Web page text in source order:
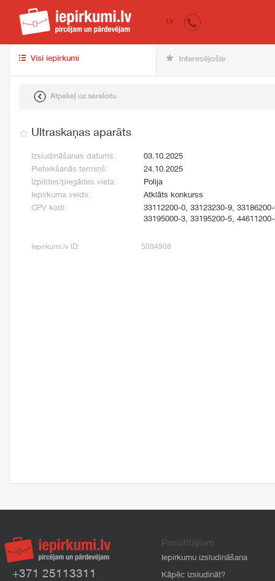
iepirkumi.lv
LV
Visi iepirkumi Interesējošie
Atpakaļ uz sarakstu
Ultraskaņas aparāts
Izsludināšanas datums:
03.10.2025
Pieteikšanās termiņš:
24.10.2025
Izpildes/piegādes vieta:
Polija
Iepirkuma veids:
Atklāts konkurss
CPV kodi:
33112200-0, 33123230-9,
33195000-3, 33195200-5,
Iepirkumi.lv ID: 5094908
+371 25113311
Pasūtītājiem
Iepirkumu izsludināšana
Kāpēc izsludināt?